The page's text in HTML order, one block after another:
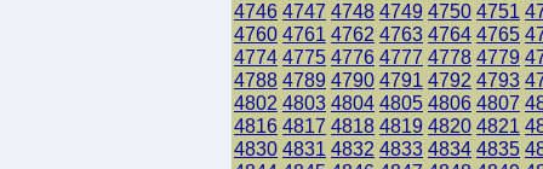
4746 4747 4748 4749 4750 4751
4760 4761 4762 4763 4764 4765
4774 4775 4776 4777 4778 4779
4788 4789 4790 4791 4792 4793
4802 4803 4804 4805 4806 4807
4816 4817 4818 4819 4820 4821
4830 4831 4832 4833 4834 4835